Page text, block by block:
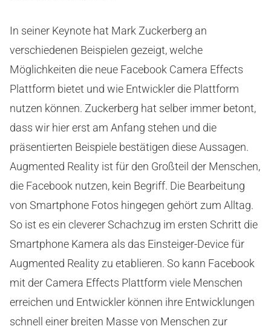
In seiner Keynote hat Mark Zuckerberg an
verschiedenen Beispielen gezeigt, welche
Möglichkeiten die neue Facebook Camera Effects
Plattform bietet und wie Entwickler die Plattform
nutzen können. Zuckerberg hat selber immer betont,
dass wir hier erst am Anfang stehen und die
präsentierten Beispiele bestätigen diese Aussagen.
Augmented Reality ist für den Großteil der Menschen,
die Facebook nutzen, kein Begriff. Die Bearbeitung
von Smartphone Fotos hingegen gehört zum Alltag.
So ist es ein cleverer Schachzug im ersten Schritt die
Smartphone Kamera als das Einsteiger-Device für
Augmented Reality zu etablieren. So kann Facebook
mit der Camera Effects Plattform viele Menschen
erreichen und Entwickler können ihre Entwicklungen
schnell einer breiten Masse von Menschen zur